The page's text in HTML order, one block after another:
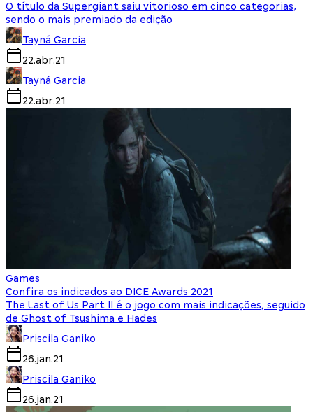
O título da Supergiant saiu vitorioso em cinco categorias,
sendo o mais premiado da edição
Tayná Garcia
22.abr.21
Tayná Garcia
22.abr.21
Games
Confira os indicados ao DICE Awards 2021
The Last of Us Part II é o jogo com mais indicações, seguido
de Ghost of Tsushima e Hades
Priscila Ganiko
26.jan.21
Priscila Ganiko
26.jan.21